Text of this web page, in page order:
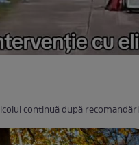
continuă după recomandări